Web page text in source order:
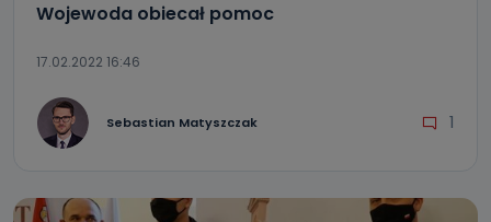
Wojewoda obiecał pomoc
17.02.2022 16:46
Sebastian Matyszczak 1